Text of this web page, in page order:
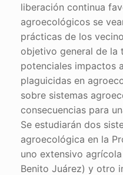
liberación continua
agroecológicos se
prácticas de los
objetivo general de la
potenciales impactos
plaguicidas en
sobre sistemas
consecuencias para
Se estudiarán dos
agroecológica en la
uno extensivo agrícola
Benito Juárez) y otro